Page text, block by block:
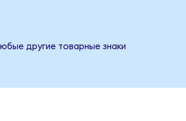
другие товарные знаки